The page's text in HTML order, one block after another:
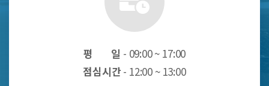
평 일 - 09:00 ~ 17:00
점심시간 - 12:00 ~ 13:00